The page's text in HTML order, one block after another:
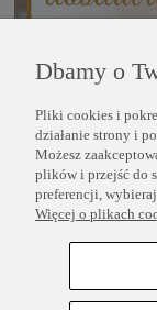
POMOC
INFORMACJE
Dbamy o
Pliki cookies i
działanie strony i
Możesz
plików i przejść do
preferencji,
Więcej o plikach